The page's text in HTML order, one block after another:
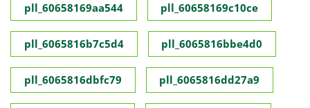
pll_60658169aa544 pll_60658169c10ce
pll_6065816b7c5d4 pll_6065816bbe4d0
pll_6065816dbfc79 pll_6065816dd27a9